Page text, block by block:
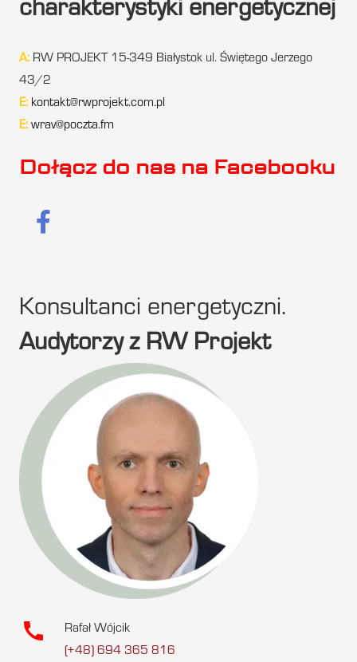
charakterystyki energetycznej
A: RW PROJEKT 15-349 Białystok ul. Świętego Jerzego
43/2
E: kontakt@rwprojekt.com.pl
E: wrav@poczta.fm
Dołącz do nas na Facebooku
Konsultanci energetyczni.
Audytorzy z RW Projekt
call
Rafał Wójcik
(+48) 694 365 816